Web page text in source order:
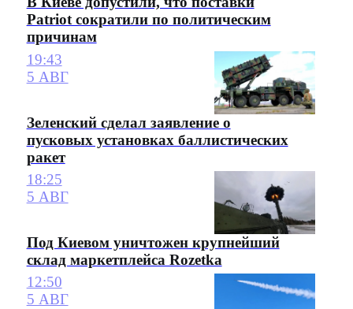
Patriot сократили по политическим
причинам
19:43
5 АВГ
Зеленский сделал заявление о
пусковых установках баллистических
ракет
18:25
5 АВГ
Под Киевом уничтожен крупнейший
склад маркетплейса Rozetka
12:50
5 АВГ